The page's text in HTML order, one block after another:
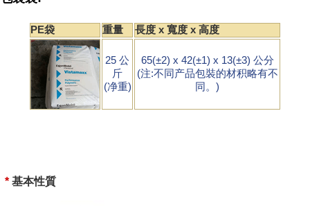
PE袋 重量 長度 x 寬度 x 高度
25 公
斤
(净重)
65(±2) x 42(±1) x 13(±3) 公分
(注:不同产品包裝的材积略有不
同。)
* 基本性質